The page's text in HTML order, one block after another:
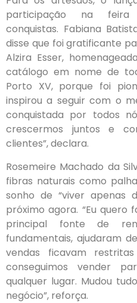
participação na feira
conquistas. Fabiana
disse que foi gratificante
Alzira Esser,
catálogo em nome de
Porto XV, porque foi
inspirou a seguir com o
conquistada por todos
crescermos juntos e
clientes”, declara.
Rosemeire Machado da
fibras naturais como
sonho de “viver apenas
próximo agora. “Eu quero
principal fonte de
fundamentais, ajudaram
vendas ficavam
conseguimos vender
qualquer lugar. Mudou
negócio”, reforça.